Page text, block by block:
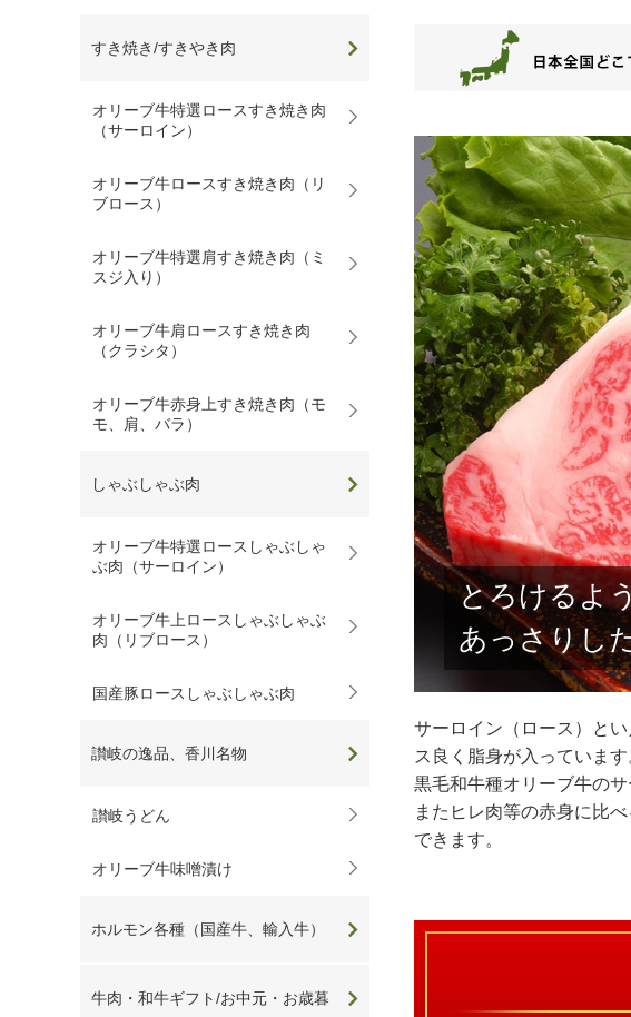
とろけるよ
あっさりし
サーロイン（ロース）と
ス良く脂身が入っています
黒毛和牛種オリーブ牛の
またヒレ肉等の赤身に比
できます。
すき焼き/すきやき肉
オリーブ牛特選ロースすき焼き肉
（サーロイン）
オリーブ牛ロースすき焼き肉（リ
ブロース）
オリーブ牛特選肩すき焼き肉（ミ
スジ入り）
オリーブ牛肩ロースすき焼き肉
（クラシタ）
オリーブ牛赤身上すき焼き肉（モ
モ、肩、バラ）
しゃぶしゃぶ肉
オリーブ牛特選ロースしゃぶしゃ
ぶ肉（サーロイン）
オリーブ牛上ロースしゃぶしゃぶ
肉（リブロース）
国産豚ロースしゃぶしゃぶ肉
讃岐の逸品、香川名物
讃岐うどん
オリーブ牛味噌漬け
ホルモン各種（国産牛、輸入牛）
牛肉・和牛ギフト/お中元・お歳暮